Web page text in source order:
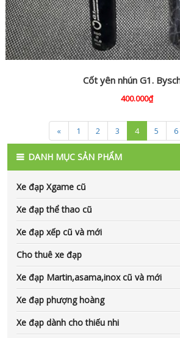
Cốt yên nhún G1.
400.000₫
« 1 2 3 4 5 6
DANH MỤC SẢN PHẨM
Xe đạp Xgame cũ
Xe đạp thể thao cũ
Xe đạp xếp cũ và mới
Cho thuê xe đạp
Xe đạp Martin,asama,inox cũ và mới
Xe đạp phượng hoàng
Xe đạp dành cho thiếu nhi